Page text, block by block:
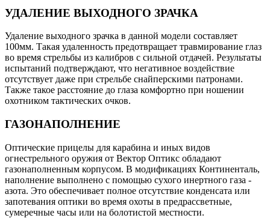
УДАЛЕНИЕ ВЫХОДНОГО ЗРАЧКА
Удаление выходного зрачка в данной модели составляет
100мм. Такая удаленность предотвращает травмирование глаз
во время стрельбы из калибров с сильной отдачей. Результаты
испытаний подтверждают, что негативное воздействие
отсутствует даже при стрельбе снайперскими патронами.
Также такое расстояние до глаза комфортно при ношении
охотником тактических очков.
ГАЗОНАПОЛНЕНИЕ
Оптические прицелы для карабина и иных видов
огнестрельного оружия от Вектор Оптикс обладают
газонаполненным корпусом. В модификациях Континенталь,
наполнение выполнено с помощью сухого инертного газа -
азота. Это обеспечивает полное отсутствие конденсата или
запотевания оптики во время охоты в предрассветные,
сумеречные часы или на болотистой местности.